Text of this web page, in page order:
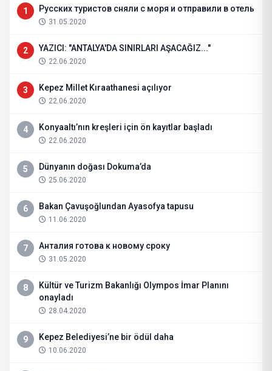
1 Русских туристов сняли с моря и отправили в отель
31.05.2020
2 YAZICI: "ANTALYA'DA SINIRLARI AŞACAĞIZ..."
22.06.2020
3 Kepez Millet Kıraathanesi açılıyor
22.06.2020
4 Konyaaltı’nın kreşleri için ön kayıtlar başladı
22.06.2020
5 Dünyanın doğası Dokuma’da
25.06.2020
6 Bakan Çavuşoğlundan Ayasofya tapusu
11.06.2020
7 Анталия готова к новому сроку
31.05.2020
8
Kültür ve Turizm Bakanlığı Olympos İmar Planını
onayladı
28.04.2020
9 Kepez Belediyesi’ne bir ödül daha
10.06.2020